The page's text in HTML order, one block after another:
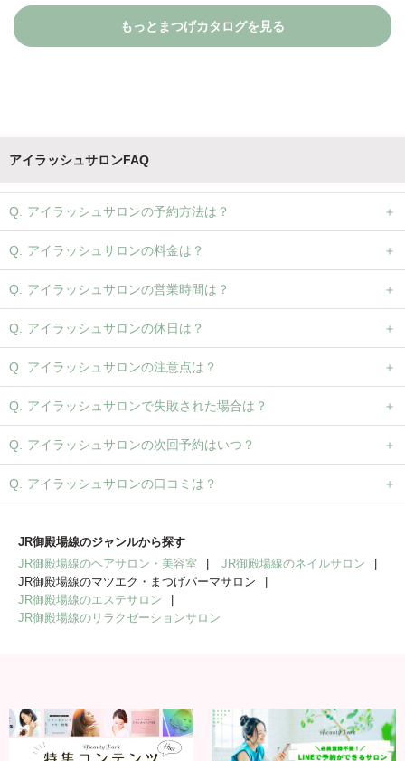
もっとまつげカタログを見る
アイラッシュサロンFAQ
アイラッシュサロンの予約方法は？
アイラッシュサロンの料金は？
アイラッシュサロンの営業時間は？
アイラッシュサロンの休日は？
アイラッシュサロンの注意点は？
アイラッシュサロンで失敗された場合は？
アイラッシュサロンの次回予約はいつ？
アイラッシュサロンの口コミは？
JR御殿場線のジャンルから探す
JR御殿場線のヘアサロン・美容室
JR御殿場線のネイルサロン
JR御殿場線のマツエク・まつげパーマサロン
JR御殿場線のエステサロン
JR御殿場線のリラクゼーションサロン